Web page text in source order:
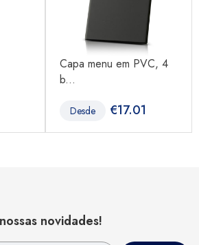
Capa menu em PVC, 4
b...
Desde €17.01
novidades!